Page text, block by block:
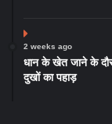
2 weeks ago
धान के खेत जाने के
दुखों का पहाड़